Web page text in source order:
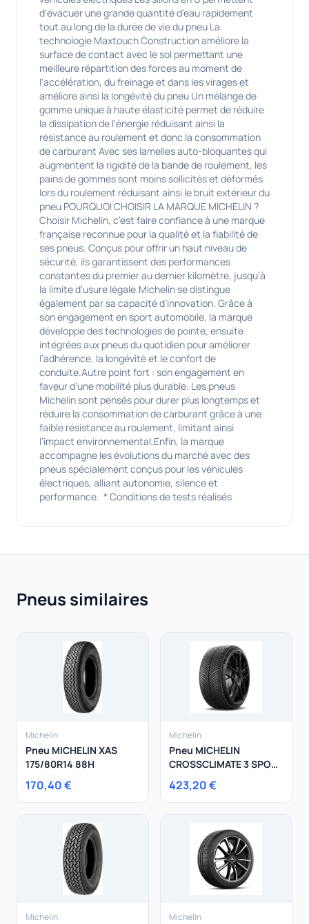
d'évacuer une grande quantité d'eau rapidement
tout au long de la durée de vie du pneu La
technologie Maxtouch Construction améliore la
surface de contact avec le sol permettant une
meilleure répartition des forces au moment de
l'accélération, du freinage et dans les virages et
améliore ainsi la longévité du pneu Un mélange de
gomme unique à haute élasticité permet de réduire
la dissipation de l'énergie réduisant ainsi la
résistance au roulement et donc la consommation
de carburant Avec ses lamelles auto-bloquantes qui
augmentent la rigidité de la bande de roulement, les
pains de gommes sont moins sollicités et déformés
lors du roulement réduisant ainsi le bruit extérieur du
pneu POURQUOI CHOISIR LA MARQUE MICHELIN ?
Choisir Michelin, c’est faire confiance à une marque
française reconnue pour la qualité et la fiabilité de
ses pneus. Conçus pour offrir un haut niveau de
sécurité, ils garantissent des performances
constantes du premier au dernier kilomètre, jusqu’à
la limite d’usure légale.Michelin se distingue
également par sa capacité d’innovation. Grâce à
son engagement en sport automobile, la marque
développe des technologies de pointe, ensuite
intégrées aux pneus du quotidien pour améliorer
l’adhérence, la longévité et le confort de
conduite.Autre point fort : son engagement en
faveur d’une mobilité plus durable. Les pneus
Michelin sont pensés pour durer plus longtemps et
réduire la consommation de carburant grâce à une
faible résistance au roulement, limitant ainsi
l’impact environnemental.Enfin, la marque
accompagne les évolutions du marché avec des
pneus spécialement conçus pour les véhicules
électriques, alliant autonomie, silence et
performance. * Conditions de tests réalisés
Pneus similaires
Michelin
Pneu MICHELIN XAS
175/80R14 88H
170,40 €
Michelin
Pneu MICHELIN
CROSSCLIMATE 3 SPORT
275/30R21 98Y
423,20 €
Michelin Michelin